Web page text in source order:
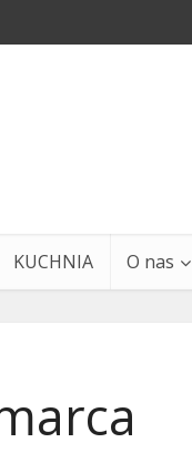
KUCHNIA O nas